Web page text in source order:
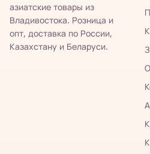
азиатские товары из
Владивостока. Розница и
опт, доставка по России,
Казахстану и Беларуси.